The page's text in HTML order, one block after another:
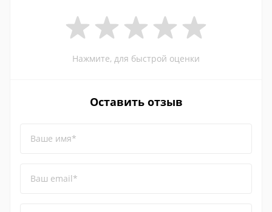
Нажмите, для быстрой оценки
Оставить отзыв
Ваше имя*
Ваш email*